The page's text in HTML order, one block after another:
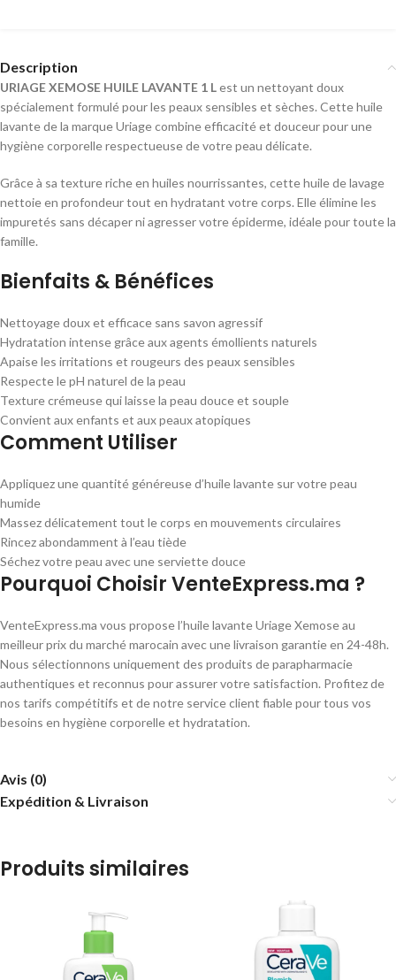
Description
URIAGE XEMOSE HUILE LAVANTE 1 Lest un nettoyant doux
spécialement formulé pour les peaux sensibles et sèches. Cette huile
lavante de la marque Uriage combine efficacité et douceur pour une
hygiène corporelle respectueuse de votre peau délicate.
Grâce à sa texture riche en huiles nourrissantes, cette huile de lavage
nettoie en profondeur tout en hydratant votre corps. Elle élimine les
impuretés sans décaper ni agresser votre épiderme, idéale pour toute la
famille.
Bienfaits & Bénéfices
Nettoyage doux et efficace sans savon agressif
Hydratation intense grâce aux agents émollients naturels
Apaise les irritations et rougeurs des peaux sensibles
Respecte le pH naturel de la peau
Texture crémeuse qui laisse la peau douce et souple
Convient aux enfants et aux peaux atopiques
Comment Utiliser
Appliquez une quantité généreuse d’huile lavante sur votre peau
humide
Massez délicatement tout le corps en mouvements circulaires
Rincez abondamment à l’eau tiède
Séchez votre peau avec une serviette douce
Pourquoi Choisir VenteExpress.ma ?
VenteExpress.ma vous propose l’huile lavante Uriage Xemose au
meilleur prix du marché marocain avec une livraison garantie en 24-48h.
Nous sélectionnons uniquement des produits de parapharmacie
authentiques et reconnus pour assurer votre satisfaction. Profitez de
nos tarifs compétitifs et de notre service client fiable pour tous vos
besoins en hygiène corporelle et hydratation.
Avis (0)
Expédition & Livraison
Produits similaires